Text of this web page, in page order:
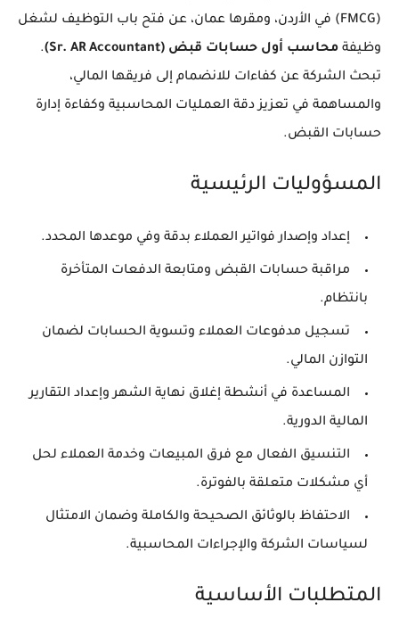
(FMCG) في الأردن، ومقرها عمان، عن فتح باب التوظيف لشغل
وظيفة محاسب أول حسابات قبض (Sr. AR Accountant)
.
تبحث الشركة عن كفاءات للانضمام إلى فريقها المالي،
والمساهمة في تعزيز دقة العمليات المحاسبية وكفاءة إدارة
حسابات القبض.
المسؤوليات الرئيسية
إعداد وإصدار فواتير العملاء بدقة وفي موعدها المحدد.
مراقبة حسابات القبض ومتابعة الدفعات المتأخرة
بانتظام.
تسجيل مدفوعات العملاء وتسوية الحسابات لضمان
التوازن المالي.
المساعدة في أنشطة إغلاق نهاية الشهر وإعداد التقارير
المالية الدورية.
التنسيق الفعال مع فرق المبيعات وخدمة العملاء لحل
أي مشكلات متعلقة بالفوترة.
الاحتفاظ بالوثائق الصحيحة والكاملة وضمان الامتثال
لسياسات الشركة والإجراءات المحاسبية.
المتطلبات الأساسية